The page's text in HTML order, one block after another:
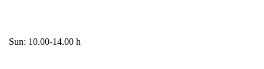
Sun: 10.00-14.00 h